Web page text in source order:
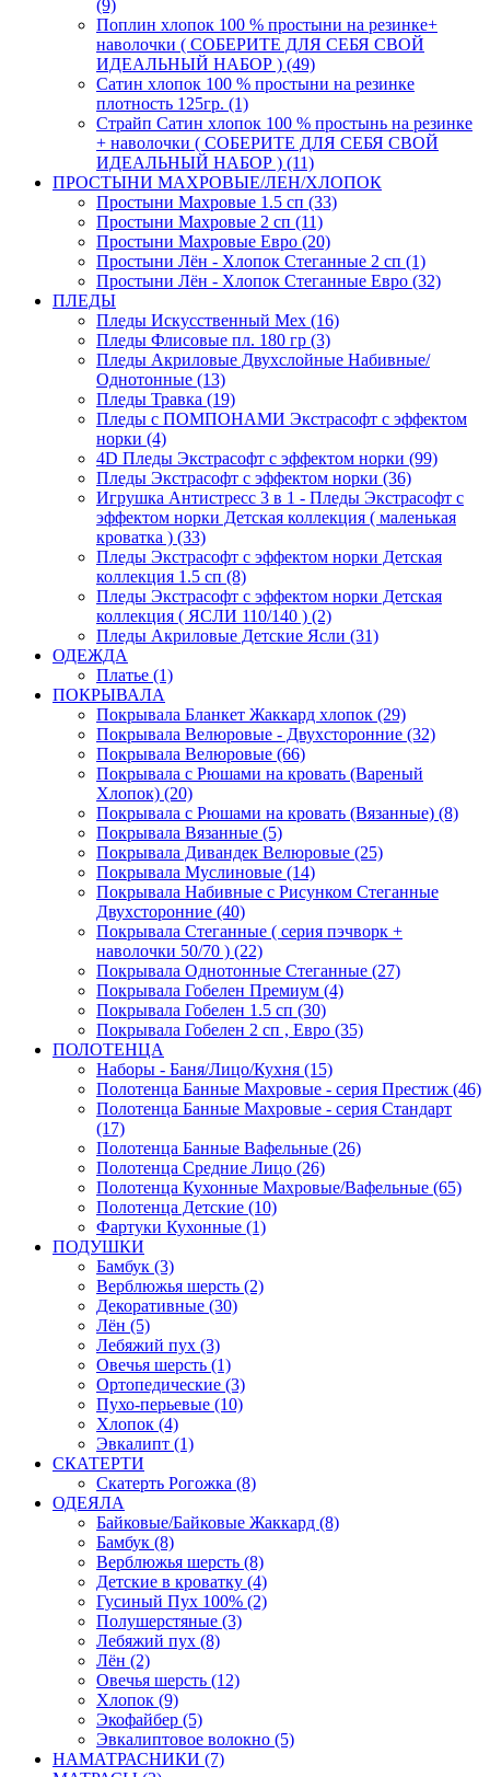
(9)
Поплин хлопок 100 % простыни на резинке+
наволочки ( СОБЕРИТЕ ДЛЯ СЕБЯ СВОЙ
ИДЕАЛЬНЫЙ НАБОР ) (49)
Сатин хлопок 100 % простыни на резинке
плотность 125гр. (1)
Страйп Сатин хлопок 100 % простынь на резинке
+ наволочки ( СОБЕРИТЕ ДЛЯ СЕБЯ СВОЙ
ИДЕАЛЬНЫЙ НАБОР ) (11)
ПРОСТЫНИ МАХРОВЫЕ/ЛЕН/ХЛОПОК
Простыни Махровые 1.5 сп (33)
Простыни Махровые 2 сп (11)
Простыни Махровые Евро (20)
Простыни Лён - Хлопок Стеганные 2 сп (1)
Простыни Лён - Хлопок Стеганные Евро (32)
ПЛЕДЫ
Пледы Искусственный Мех (16)
Пледы Флисовые пл. 180 гр (3)
Пледы Акриловые Двухслойные Набивные/
Однотонные (13)
Пледы Травка (19)
Пледы с ПОМПОНАМИ Экстрасофт с эффектом
норки (4)
4D Пледы Экстрасофт с эффектом норки (99)
Пледы Экстрасофт с эффектом норки (36)
Игрушка Антистресс 3 в 1 - Пледы Экстрасофт с
эффектом норки Детская коллекция ( маленькая
кроватка ) (33)
Пледы Экстрасофт с эффектом норки Детская
коллекция 1.5 сп (8)
Пледы Экстрасофт с эффектом норки Детская
коллекция ( ЯСЛИ 110/140 ) (2)
Пледы Акриловые Детские Ясли (31)
ОДЕЖДА
Платье (1)
ПОКРЫВАЛА
Покрывала Бланкет Жаккард хлопок (29)
Покрывала Велюровые - Двухсторонние (32)
Покрывала Велюровые (66)
Покрывала с Рюшами на кровать (Вареный
Хлопок) (20)
Покрывала с Рюшами на кровать (Вязанные) (8)
Покрывала Вязанные (5)
Покрывала Дивандек Велюровые (25)
Покрывала Муслиновые (14)
Покрывала Набивные с Рисунком Стеганные
Двухсторонние (40)
Покрывала Стеганные ( серия пэчворк +
наволочки 50/70 ) (22)
Покрывала Однотонные Стеганные (27)
Покрывала Гобелен Премиум (4)
Покрывала Гобелен 1.5 сп (30)
Покрывала Гобелен 2 сп , Евро (35)
ПОЛОТЕНЦА
Наборы - Баня/Лицо/Кухня (15)
Полотенца Банные Махровые - серия Престиж (46)
Полотенца Банные Махровые - серия Стандарт
(17)
Полотенца Банные Вафельные (26)
Полотенца Средние Лицо (26)
Полотенца Кухонные Махровые/Вафельные (65)
Полотенца Детские (10)
Фартуки Кухонные (1)
ПОДУШКИ
Бамбук (3)
Верблюжья шерсть (2)
Декоративные (30)
Лён (5)
Лебяжий пух (3)
Овечья шерсть (1)
Ортопедические (3)
Пухо-перьевые (10)
Хлопок (4)
Эвкалипт (1)
СКАТЕРТИ
Скатерть Рогожка (8)
ОДЕЯЛА
Байковые/Байковые Жаккард (8)
Бамбук (8)
Верблюжья шерсть (8)
Детские в кроватку (4)
Гусиный Пух 100% (2)
Полушерстяные (3)
Лебяжий пух (8)
Лён (2)
Овечья шерсть (12)
Хлопок (9)
Экофайбер (5)
Эвкалиптовое волокно (5)
НАМАТРАСНИКИ (7)